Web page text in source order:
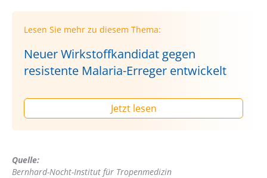
Lesen Sie mehr zu diesem Thema:
Neuer Wirkstoffkandidat gegen
resistente Malaria-Erreger entwickelt
Jetzt lesen
Quelle:
Bernhard-Nocht-Institut für Tropenmedizin